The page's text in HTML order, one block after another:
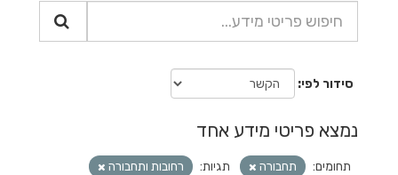
סידור לפי
נמצא פריטי מידע אחד
תחומים: תחבורה תגיות:
רחובות ותחבורה